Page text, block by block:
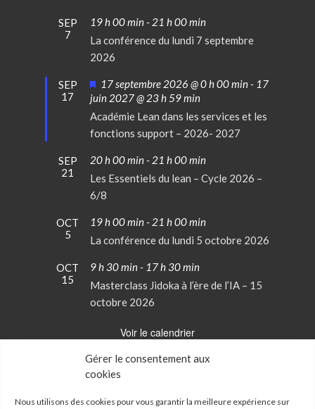
Gérer le consentement aux
cookies
Nous utilisons des cookies pour vous garantir la meilleure expérience sur
SEP
7
19 h 00 min- 21 h 00 min
La conférence du lundi 7 septembre
2026
SEP
17
Mis
en
avant
17 septembre 2026 @ 0 h 00 min- 17
juin 2027 @ 23 h 59 min
Académie Lean dans les services et les
fonctions support – 2026- 2027
SEP
21
20 h 00 min- 21 h 00 min
Les Essentiels du lean – Cycle 2026 –
6/8
OCT
5
19 h 00 min- 21 h 00 min
La conférence du lundi 5 octobre 2026
OCT
15
9 h 30 min- 17 h 30 min
Masterclass Jidoka à l’ère de l’IA – 15
octobre 2026
Voir le calendrier